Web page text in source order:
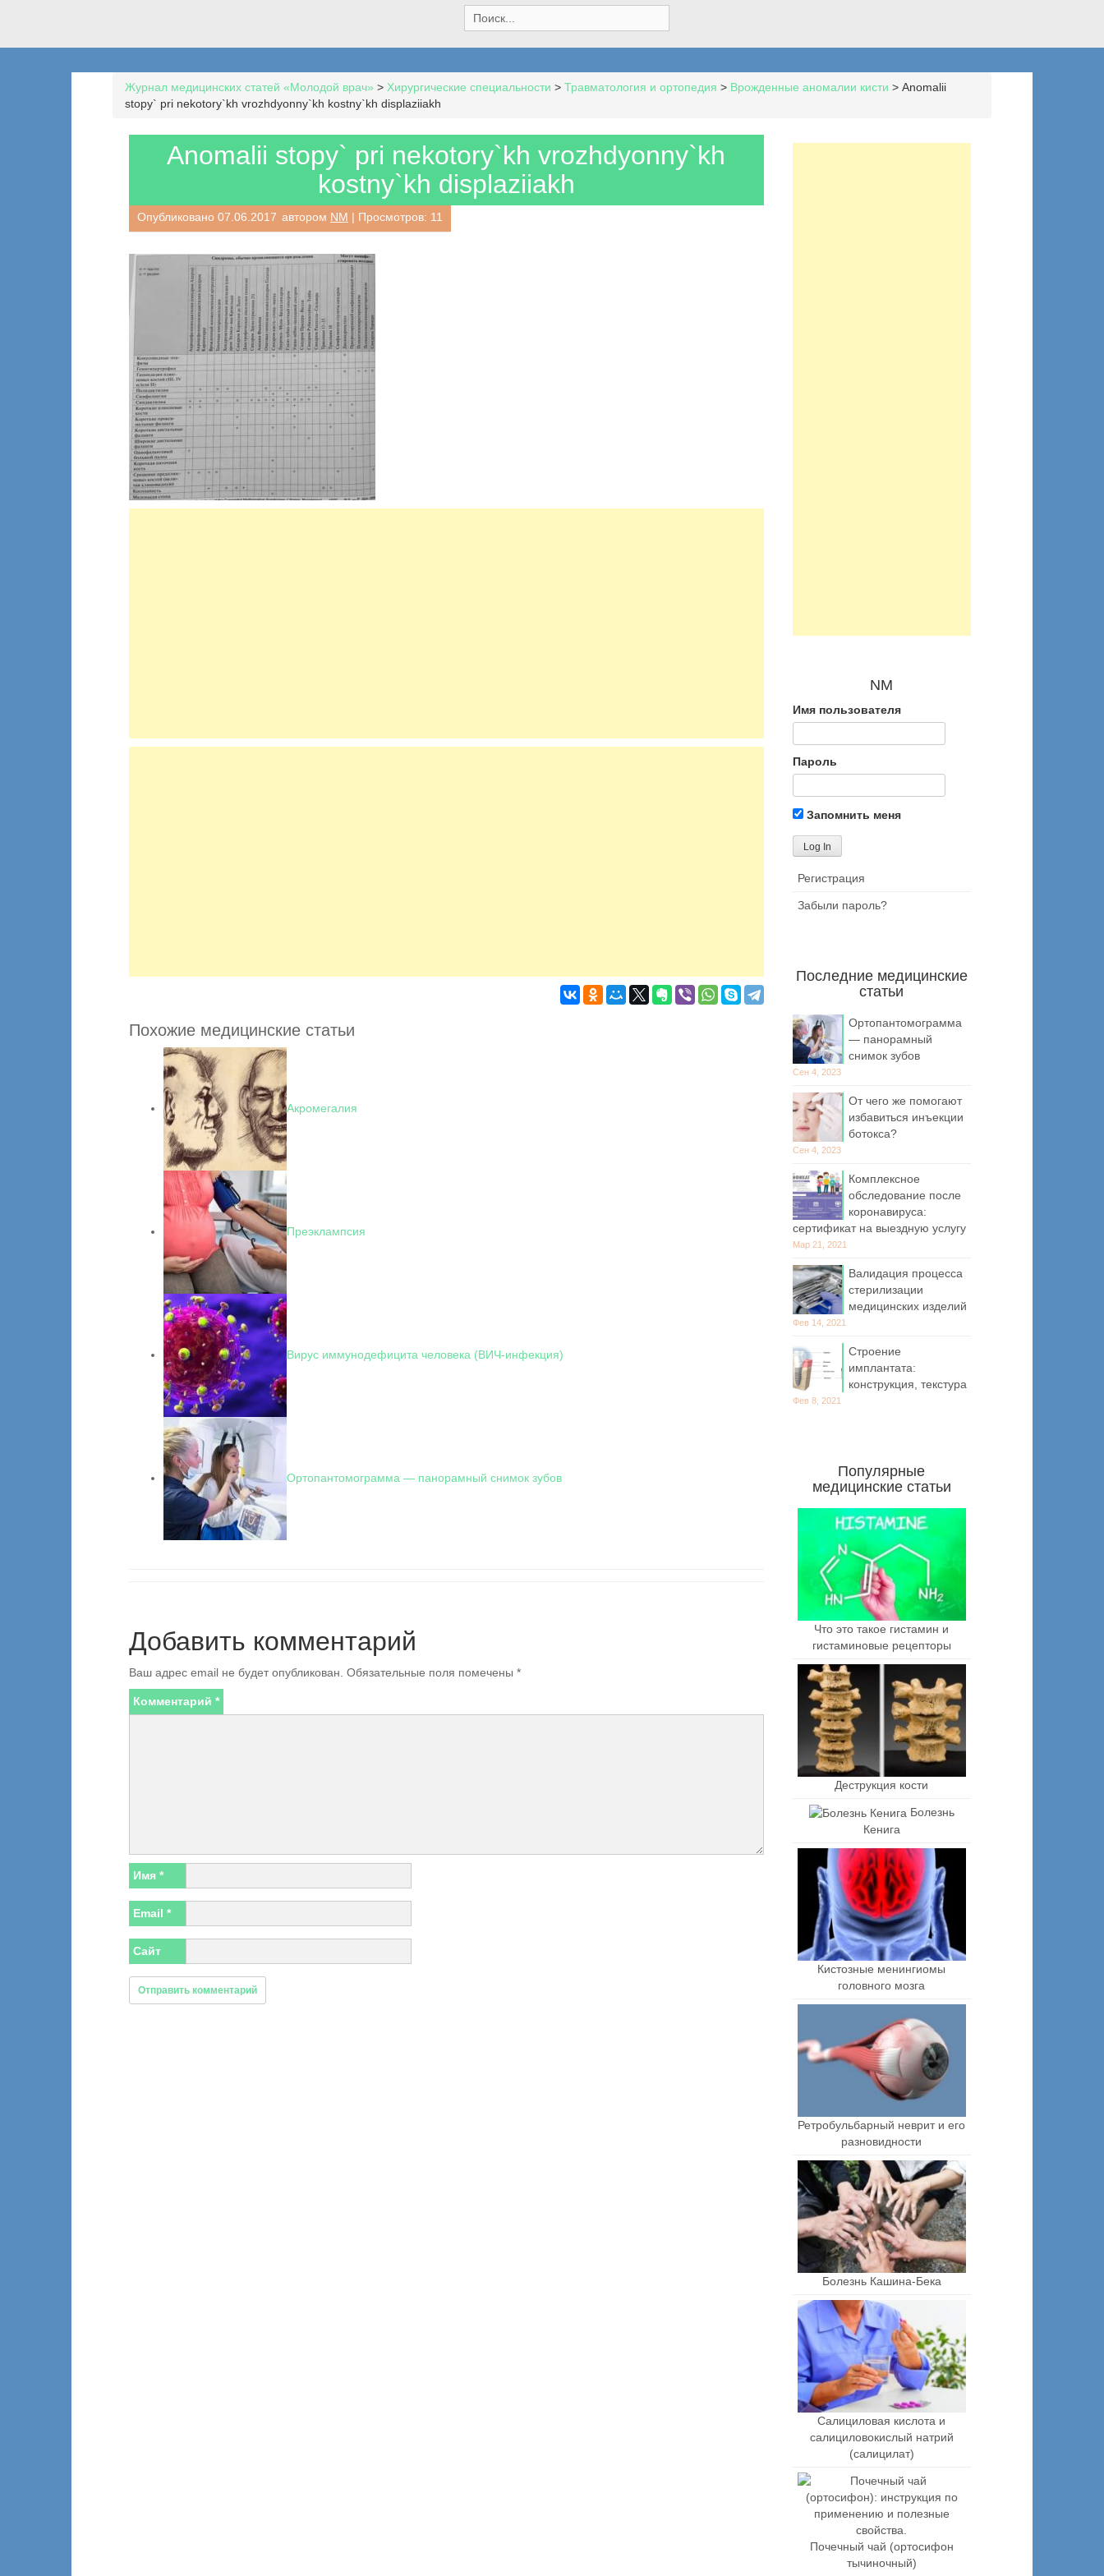
e
a
h
:
Журнал медицинских статей «Молодой врач» > Хирургические специальности > Травматология и ортопедия > Врожденные аномалии кисти > Anomalii
stopy` pri nekotory`kh vrozhdyonny`kh kostny`kh displaziiakh
Anomalii stopy` pri nekotory`kh vrozhdyonny`kh
kostny`kh displaziiakh
Опубликовано 07.06.2017 автором NM | Просмотров: 11
Похожие медицинские статьи
Акромегалия
Преэклампсия
Вирус иммунодефицита человека (ВИЧ-инфекция)
Ортопантомограмма — панорамный снимок зубов
Добавить комментарий
Ваш адрес email не будет опубликован. Обязательные поля помечены *
Комментарий *
Имя *
Email *
Сайт
NM
Имя пользователя
Пароль
Запомнить меня
Регистрация
Забыли пароль?
Последние медицинские
статьи
Ортопантомограмма
— панорамный
снимок зубов
Сен 4, 2023
От чего же помогают
избавиться инъекции
ботокса?
Сен 4, 2023
Комплексное
обследование после
коронавируса:
сертификат на выездную услугу
Мар 21, 2021
Валидация процесса
стерилизации
медицинских изделий
Фев 14, 2021
Строение
имплантата:
конструкция, текстура
Фев 8, 2021
Популярные
медицинские статьи
Что это такое гистамин и
гистаминовые рецепторы
Деструкция кости
Болезнь
Кенига
Кистозные менингиомы
головного мозга
Ретробульбарный неврит и его
разновидности
Болезнь Кашина-Бека
Салициловая кислота и
салициловокислый натрий
(салицилат)
Почечный чай (ортосифон
тычиночный)